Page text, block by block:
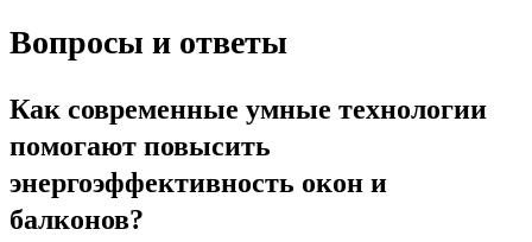
Вопросы и ответы
Как современные умные технологии
помогают повысить
энергоэффективность окон и
балконов?